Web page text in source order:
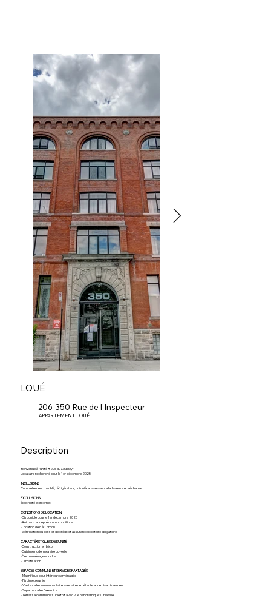
206-350 Rue de l’Inspecteur
APPARTEMENT LOUÉ
LOUÉ
Description
Bienvenue à l’unité #206 duLowney!
Locataire recherché pour le 1er décembre 2025
INCLUSIONS
Complètement meublé, réfrigérateur, cuisinière, lave-vaisselle, laveuse et sécheuse.
EXCLUSIONS
Électricité et internet.
CONDITIONS DE LOCATION
-Disponible pour le 1er décembre 2025
-Animaux acceptés sous conditions
-Location de 6 à 17 mois.
-Vérification du dossier de crédit et assurance locataire obligatoire
CARACTÉRISTIQUES DE L'UNITÉ
-Construction en béton
-Cuisine moderne à aire ouverte
-Électroménagers inclus
-Climatisation
ESPACES COMMUNS ET SERVICES PARTAGÉS
- Magnifique cour intérieure aménagée
- Piscine creusée
- Vaste salle communautaire avec aire de détente et de divertissement
- Superbe salle d'exercice
- Terrasse commune sur le toit avec vue panoramique sur la ville